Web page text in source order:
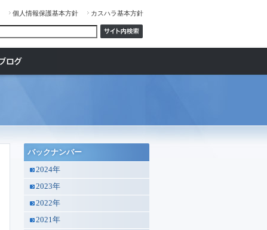
個人情報保護基本方針 カスハラ基本方針
バックナンバー
2024年
2023年
2022年
2021年